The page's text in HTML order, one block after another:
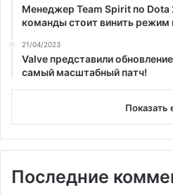
Менеджер Team Spirit по Dota
команды стоит винить режим
21/04/2023
Valve представили
самый масштабный патч!
Показать
Последние